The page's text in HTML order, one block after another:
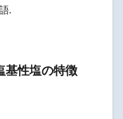
.
基性塩の特徴